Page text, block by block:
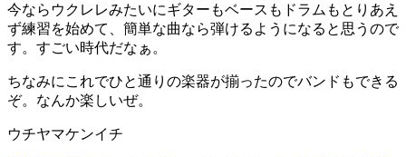
今ならウクレレみたいにギターもベースもドラムもとりあえ
ず練習を始めて、簡単な曲なら弾けるようになると思うので
す。すごい時代だなぁ。
ちなみにこれでひと通りの楽器が揃ったのでバンドもできる
ぞ。なんか楽しいぜ。
ウチヤマケンイチ